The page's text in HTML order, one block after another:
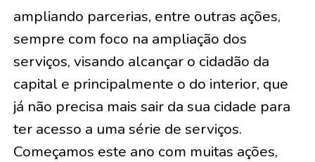
ampliando parcerias, entre outras ações,
sempre com foco na ampliação dos
serviços, visando alcançar o cidadão da
capital e principalmente o do interior, que
já não precisa mais sair da sua cidade para
ter acesso a uma série de serviços.
Começamos este ano com muitas ações,